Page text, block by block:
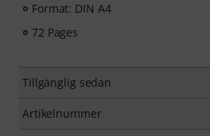
Format: DIN A4
72 Pages
Tillgänglig sedan
Artikelnummer